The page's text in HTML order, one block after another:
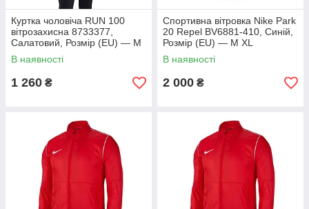
Куртка чоловіча RUN 100
вітрозахисна 8733377,
Салатовий, Розмір (EU) — M
S
В наявності
1 260 ₴
Спортивна вітровка Nike Park
20 Repel BV6881-410, Синій,
Розмір (EU) — M XL
В наявності
2 000 ₴